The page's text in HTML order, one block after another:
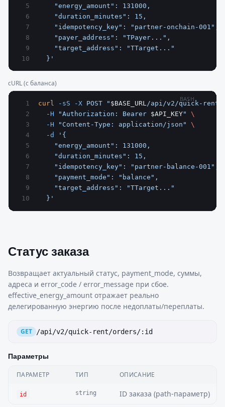
    "energy_amount": 131000,
    "duration_minutes": 15,
    "idempotency_key": "partner-onchain-001",
    "payer_address": "TPayer...",
    "target_address": "TTarget..."
  }'
cURL (с баланса)
BASH
curl -sS -X POST " $BASE_URL/api/v2/quick-rent/
  -H
"Authorization: Bearer $API_KEY"
\
  -H
"Content-Type: application/json"
\
  -d
'{
    "energy_amount": 131000,
    "duration_minutes": 15,
    "idempotency_key": "partner-balance-001",
    "payment_mode": "balance",
    "target_address": "TTarget..."
  }'
Статус заказа
Возвращает актуальный статус, payment_mode, суммы,
адреса и error_code / error_message при сбое.
effective_energy_amount отражает реально
делегированную энергию после недоплаты/переплаты.
GET /api/v2/quick-rent/orders/:id
Параметры
ПАРАМЕТР ТИП ОПИСАНИЕ
id string ID заказа (path-параметр)